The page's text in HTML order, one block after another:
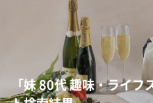
「妹 80代 趣味・ライ